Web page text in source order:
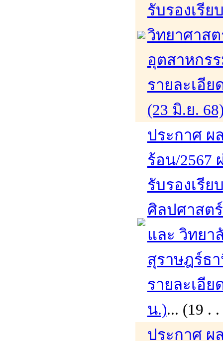
รับรองเรี
วิทยาศาส
อุตสาหกร
รายละเอีย
(23 มิ.ย.
ประกาศ ผ
ร้อน/2567
รับรองเรี
ศิลปศาสต
และ วิทยา
สุราษฎร์ธ
รายละเอีย
น.)... (19
ประกาศ ผ